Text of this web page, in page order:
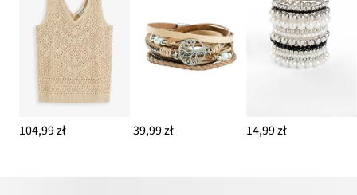
104,99 zł 39,99 zł 14,99 zł